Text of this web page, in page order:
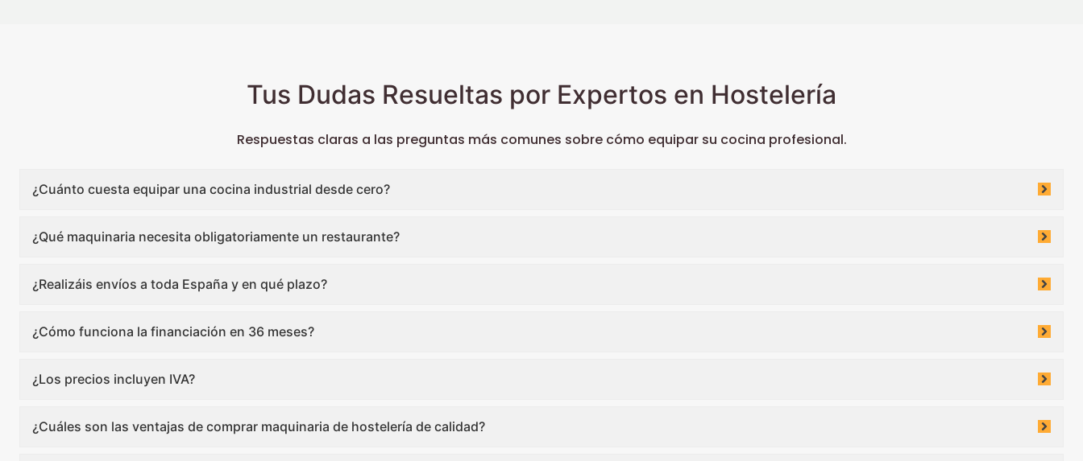
Tus Dudas Resueltas por Expertos en Hostelería
Respuestas claras a las preguntas más comunes sobre cómo equipar su cocina profesional.
¿Cuánto cuesta equipar una cocina industrial desde cero?
¿Qué maquinaria necesita obligatoriamente un restaurante?
¿Realizáis envíos a toda España y en qué plazo?
¿Cómo funciona la financiación en 36 meses?
¿Los precios incluyen IVA?
¿Cuáles son las ventajas de comprar maquinaria de hostelería de calidad?